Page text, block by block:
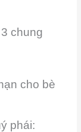
chung
cho bè
phái: